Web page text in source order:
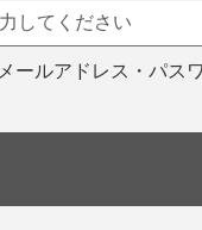
メールアドレス・パス